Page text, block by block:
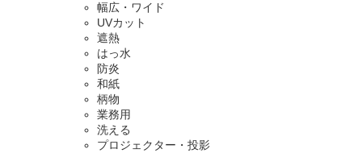
幅広・ワイド
UVカット
遮熱
はっ水
防炎
和紙
柄物
業務用
洗える
プロジェクター・投影